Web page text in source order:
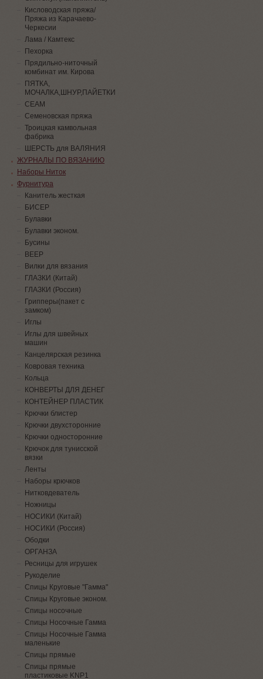
Кисловодская пряжа/
Пряжа из Карачаево-
Черкесии
Лама / Камтекс
Пехорка
Прядильно-ниточный
комбинат им. Кирова
ПЯТКА,
МОЧАЛКА,ШНУР,ПАЙЕТКИ
СЕАМ
Семеновская пряжа
Троицкая камвольная
фабрика
ШЕРСТЬ для ВАЛЯНИЯ
ЖУРНАЛЫ ПО ВЯЗАНИЮ
Наборы Ниток
Фурнитура
Канитель жесткая
БИСЕР
Булавки
Булавки эконом.
Бусины
ВЕЕР
Вилки для вязания
ГЛАЗКИ (Китай)
ГЛАЗКИ (Россия)
Грипперы(пакет с
замком)
Иглы
Иглы для швейных
машин
Канцелярская резинка
Ковровая техника
Кольца
КОНВЕРТЫ ДЛЯ ДЕНЕГ
КОНТЕЙНЕР ПЛАСТИК
Крючки блистер
Крючки двухсторонние
Крючки односторонние
Крючок для тунисской
вязки
Ленты
Наборы крючков
Нитковдеватель
Ножницы
НОСИКИ (Китай)
НОСИКИ (Россия)
Ободки
ОРГАНЗА
Ресницы для игрушек
Рукоделие
Спицы Круговые "Гамма"
Спицы Круговые эконом.
Спицы носочные
Спицы Носочные Гамма
Спицы Носочные Гамма
маленькие
Спицы прямые
Спицы прямые
пластиковые KNP1